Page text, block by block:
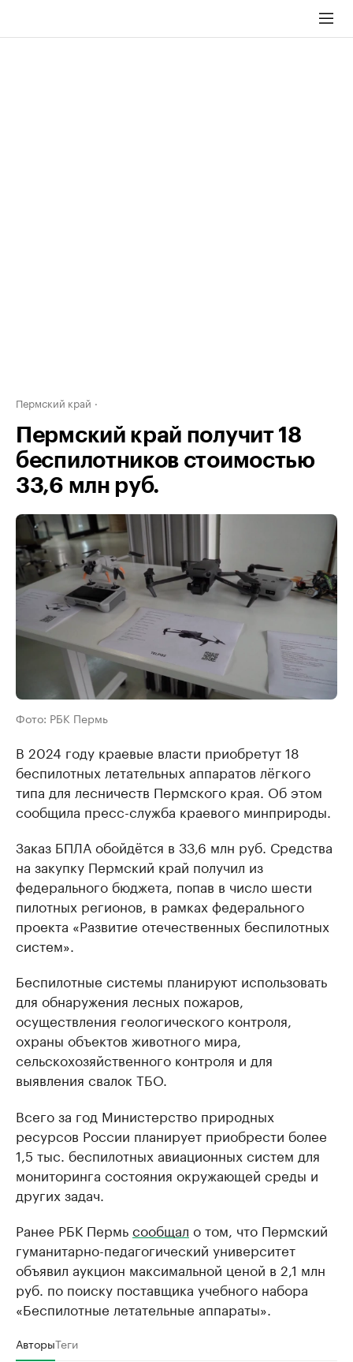
Пермский край
Пермский край получит 18
беспилотников стоимостью
33,6 млн руб.
Фото: РБК Пермь
В 2024 году краевые власти приобретут 18
беспилотных летательных аппаратов лёгкого
типа для лесничеств Пермского края. Об этом
сообщила пресс-служба краевого минприроды.
Заказ БПЛА обойдётся в 33,6 млн руб. Средства
на закупку Пермский край получил из
федерального бюджета, попав в число шести
пилотных регионов, в рамках федерального
проекта «Развитие отечественных беспилотных
систем».
Беспилотные системы планируют использовать
для обнаружения лесных пожаров,
осуществления геологического контроля,
охраны объектов животного мира,
сельскохозяйственного контроля и для
выявления свалок ТБО.
Всего за год Министерство природных
ресурсов России планирует приобрести более
1,5 тыс. беспилотных авиационных систем для
мониторинга состояния окружающей среды и
других задач.
Ранее РБК Пермьсообщал о том, что Пермский
гуманитарно-педагогический университет
объявил аукцион максимальной ценой в 2,1 млн
руб. по поиску поставщика учебного набора
«Беспилотные летательные аппараты».
АвторыТеги